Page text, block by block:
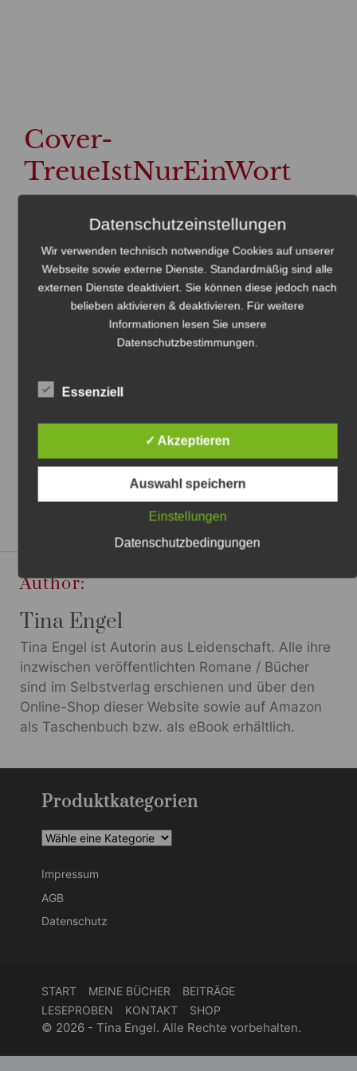
Cover-
TreueIstNurEinWort
Author:
Tina Engel
Tina Engel ist Autorin aus Leidenschaft. Alle ihre
inzwischen veröffentlichten Romane / Bücher
sind im Selbstverlag erschienen und über den
Online-Shop dieser Website sowie auf Amazon
als Taschenbuch bzw. als eBook erhältlich.
Produktkategorien
Impressum
AGB
Datenschutz
START MEINE BÜCHER
BEITRÄGE
LESEPROBEN
KONTAKT SHOP
© 2026 - Tina Engel. Alle Rechte vorbehalten.
Datenschutzeinstellungen
Wir verwenden technisch notwendige Cookies auf unserer
Webseite sowie externe Dienste. Standardmäßig sind alle
externen Dienste deaktiviert. Sie können diese jedoch nach
belieben aktivieren & deaktivieren. Für weitere
Informationen lesen Sie unsere
Datenschutzbestimmungen
Essenziell
✓ Akzeptieren
Auswahl speichern
Einstellungen
Datenschutzbedingungen